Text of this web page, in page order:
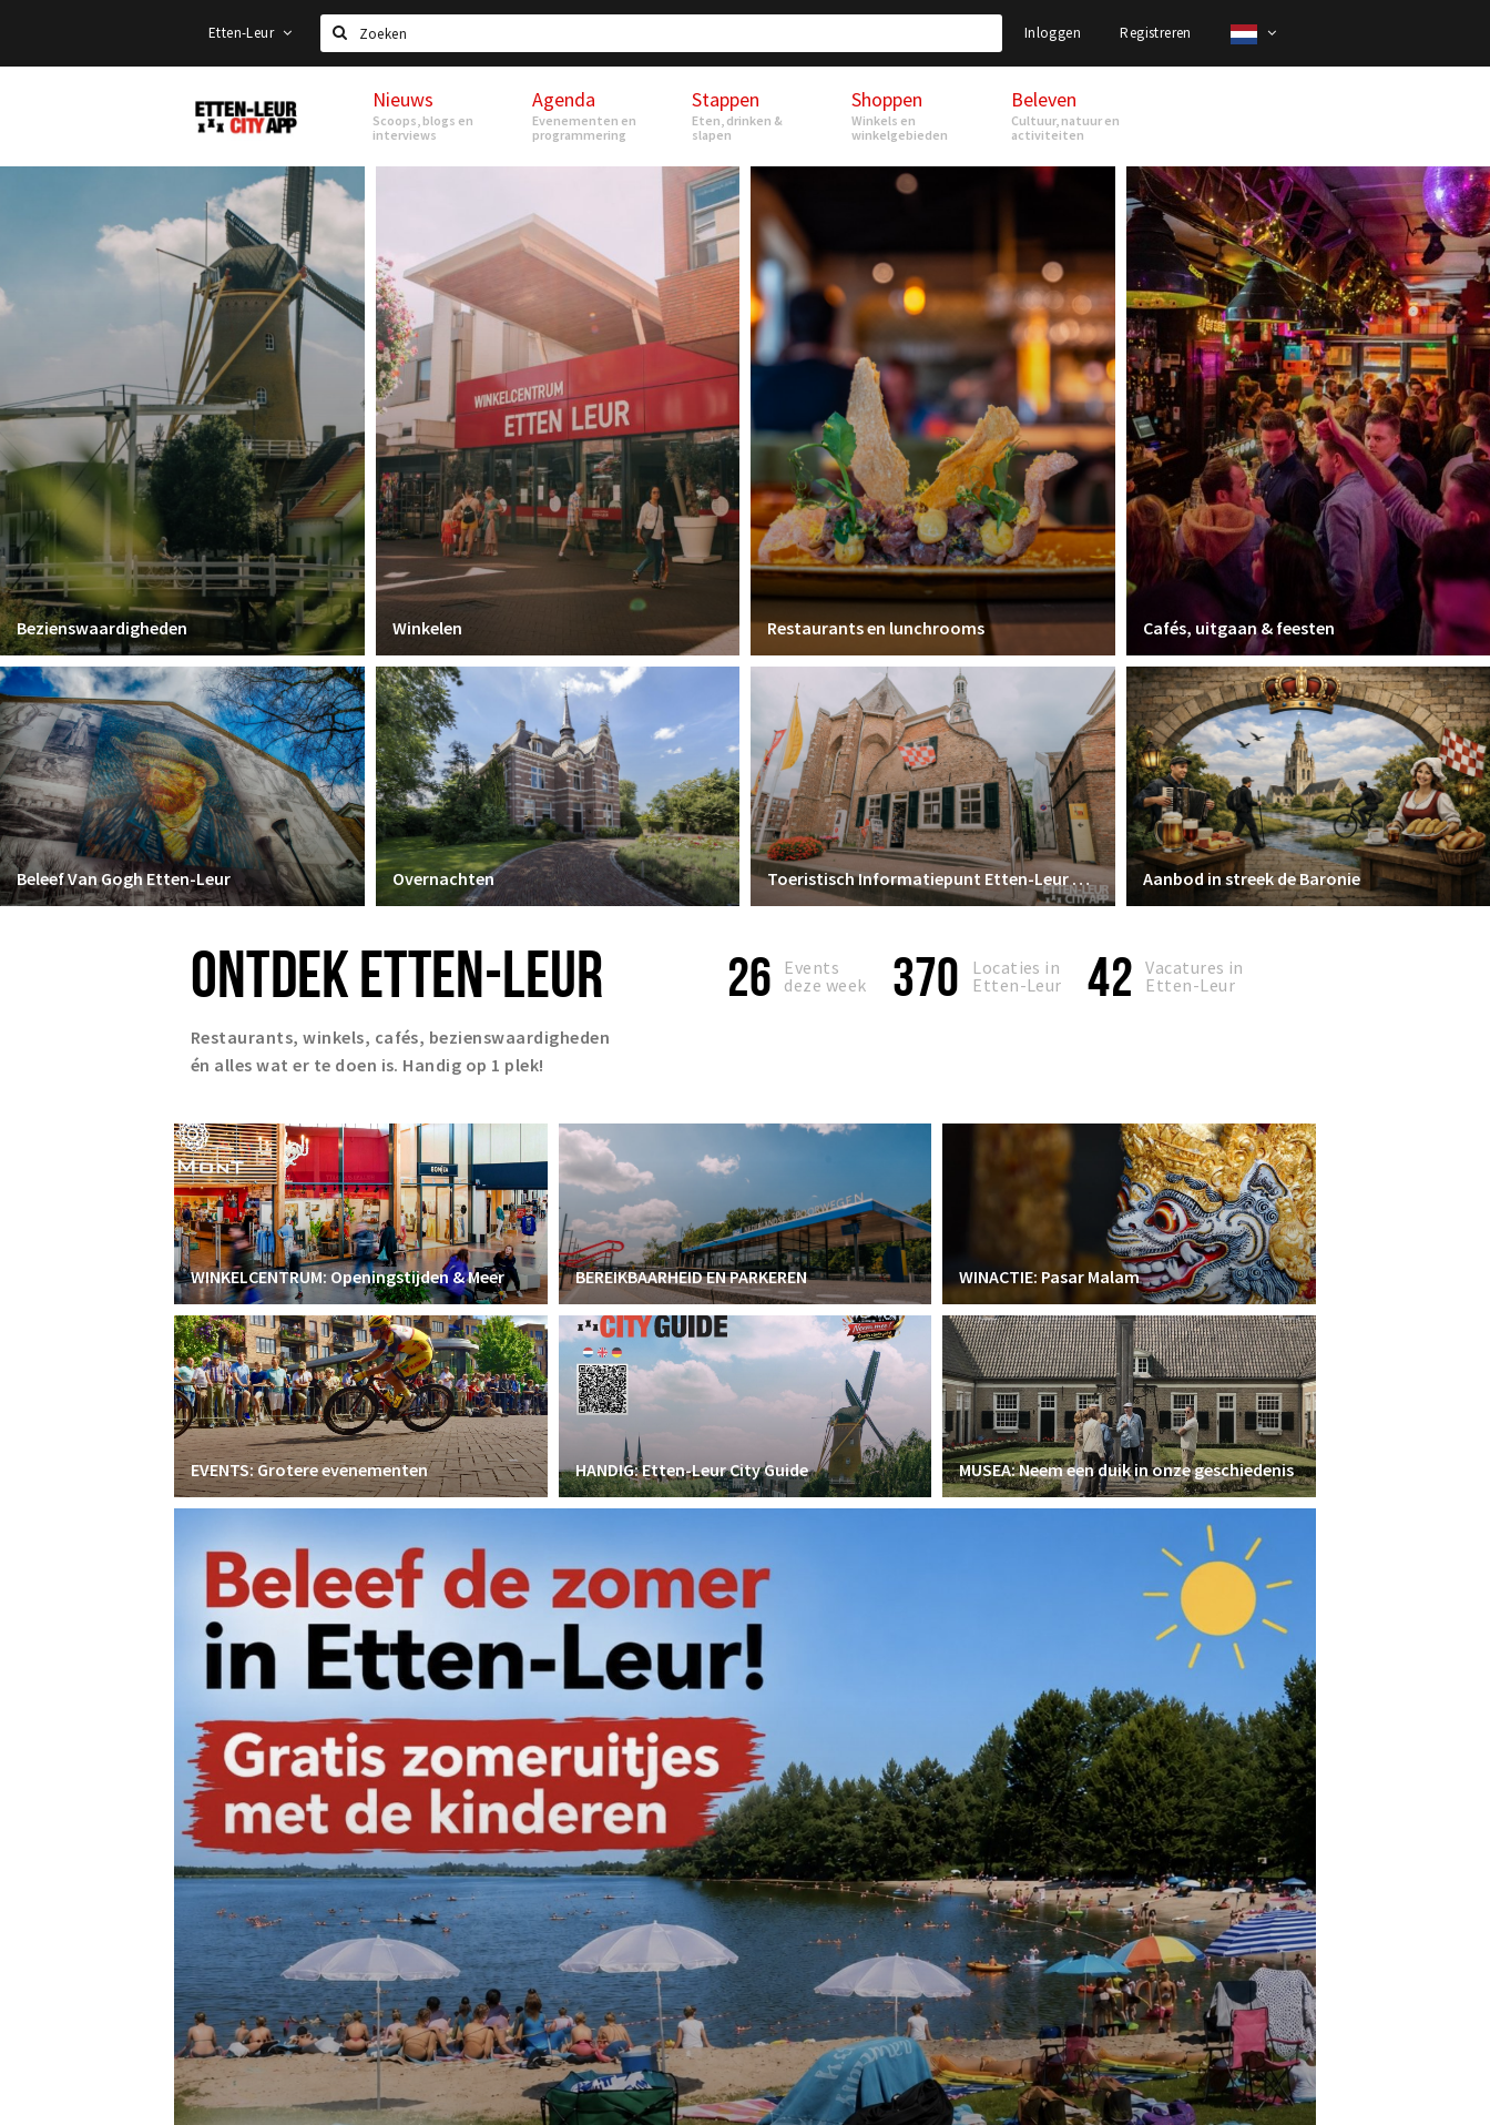
Etten-Leur
Zoeken
Inloggen Registreren
Etten-
Leur
Nieuws
Scoops, blogs en
interviews
Agenda
Evenementen en
programmering
Stappen
Eten, drinken &
slapen
Shoppen
Winkels en
winkelgebieden
Beleven
Cultuur, natuur en
activiteiten
Bezienswaardigheden Winkelen Restaurants en lunchrooms Cafés, uitgaan & feesten
Beleef Van Gogh Etten-Leur Overnachten Toeristisch Informatiepunt Etten-Leur City Shop Aanbod in streek de Baronie
ONTDEK ETTEN-LEUR
Restaurants, winkels, cafés, bezienswaardigheden
én alles wat er te doen is. Handig op 1 plek!
26
Events
deze week
370
Locaties in
Etten-Leur
42
Vacatures in
Etten-Leur
WINKELCENTRUM: Openingstijden & Meer BEREIKBAARHEID EN PARKEREN WINACTIE: Pasar Malam
EVENTS: Grotere evenementen HANDIG: Etten-Leur City Guide MUSEA: Neem een duik in onze geschiedenis